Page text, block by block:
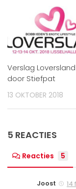
Verslag Loversland
door Stiefpat
13 OKTOBER 2018
5 REACTIES
Reacties 5
Joost 14